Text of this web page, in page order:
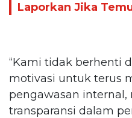
Laporkan Jika
“Kami tidak berhenti
motivasi untuk terus
pengawasan
transparansi dalam